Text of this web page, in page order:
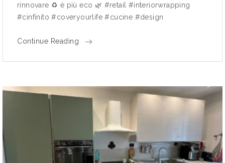
rinnovare ♻ è più eco 🌿 #retail #interiorwrapping
#cinfinito #coveryourlife #cucine #design
Continue Reading